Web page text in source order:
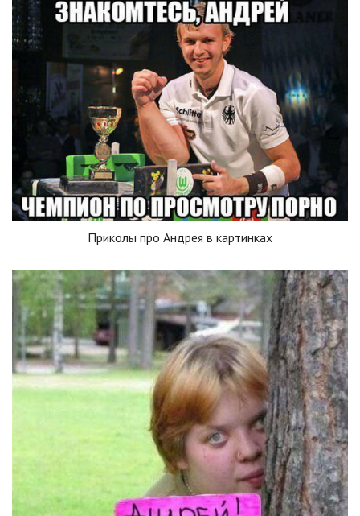
Приколы про Андрея в картинках